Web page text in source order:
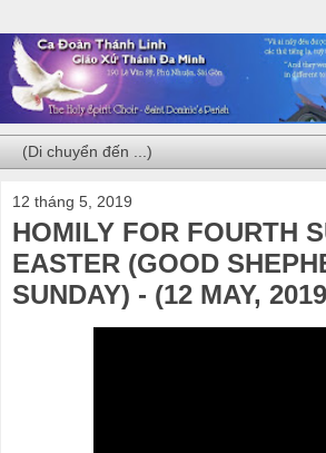
12 tháng 5, 2019
HOMILY FOR FOURTH
EASTER (GOOD
SUNDAY) - (12 MAY,